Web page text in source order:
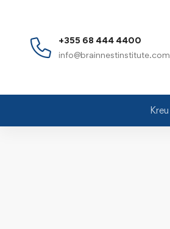
+355 68 444 4400
info@brainnestinstitute.com
Kreu